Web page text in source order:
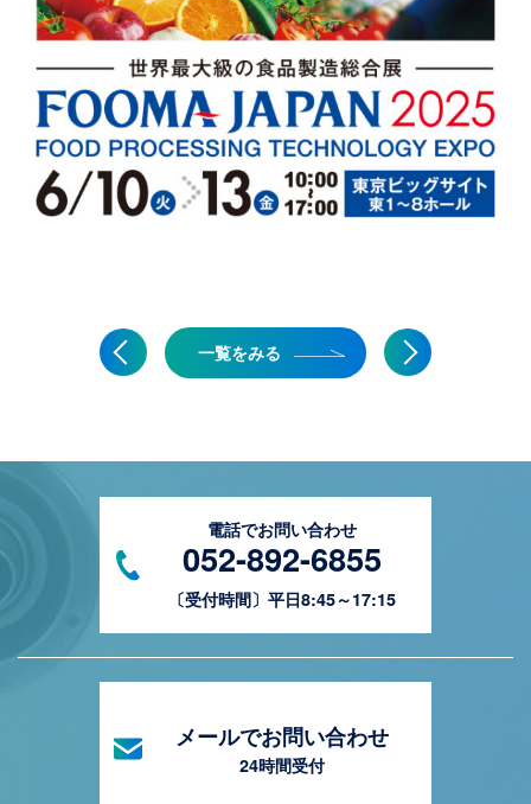
一覧をみる
電話でお問い合わせ
052-892-6855
〔受付時間〕平日8:45～17:15
メールでお問い合わせ
24時間受付